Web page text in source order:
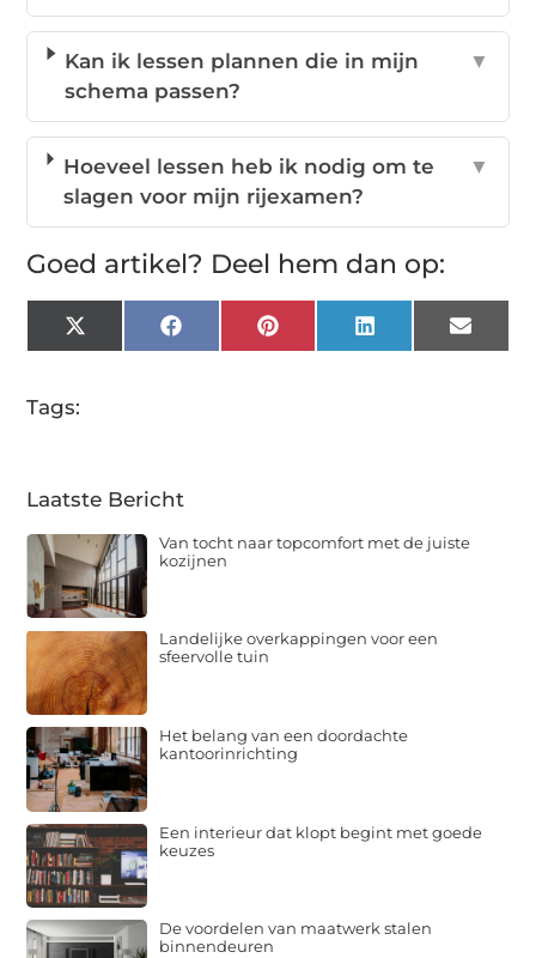
Kan ik lessen plannen die in mijn
schema passen?
▼
Hoeveel lessen heb ik nodig om te
slagen voor mijn rijexamen?
▼
Goed artikel? Deel hem dan op:
X
(Twitter)
FacebookPinterestLinkedInEmail
Tags:
Laatste Bericht
Van tocht naar topcomfort met de juiste
kozijnen
Landelijke overkappingen voor een
sfeervolle tuin
Het belang van een doordachte
kantoorinrichting
Een interieur dat klopt begint met goede
keuzes
De voordelen van maatwerk stalen
binnendeuren